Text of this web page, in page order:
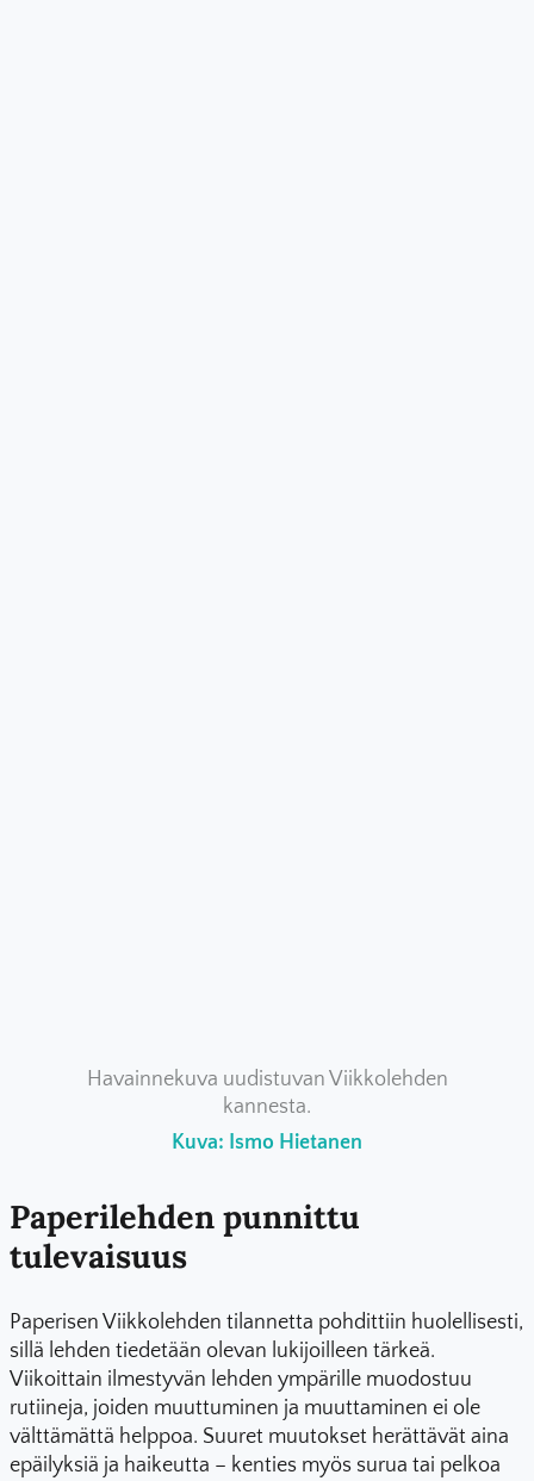
Havainnekuva uudistuvan Viikkolehden
kannesta.
Kuva: Ismo Hietanen
Paperilehden punnittu
tulevaisuus
Paperisen Viikkolehden tilannetta pohdittiin huolellisesti,
sillä lehden tiedetään olevan lukijoilleen tärkeä.
Viikoittain ilmestyvän lehden ympärille muodostuu
rutiineja, joiden muuttuminen ja muuttaminen ei ole
välttämättä helppoa. Suuret muutokset herättävät aina
epäilyksiä ja haikeutta – kenties myös surua tai pelkoa